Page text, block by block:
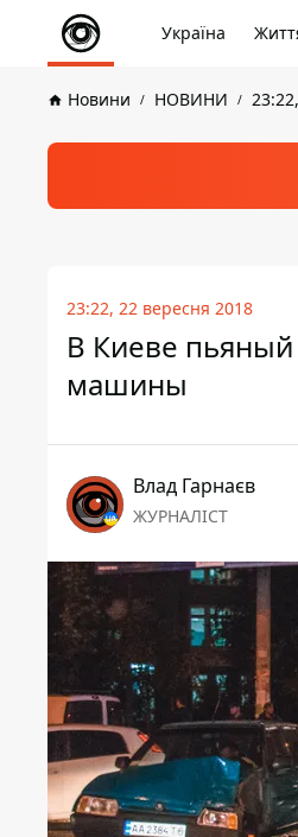
Україна
Новини НОВИНИ
23:22, 22 вересня 2018
В Киеве пьяный
машины
Влад Гарнаєв
ЖУРНАЛІСТ